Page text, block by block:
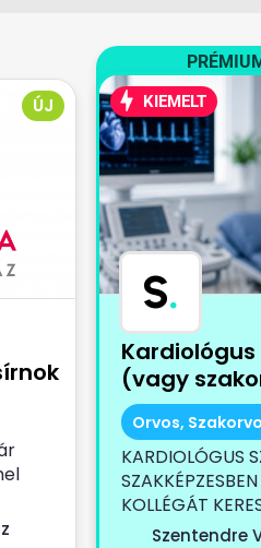
ÚJ KIEMELT
S.
(vagy
Orvos,
KARDIOLÓGUS
KOLLÉGÁT
egy...Szentendre